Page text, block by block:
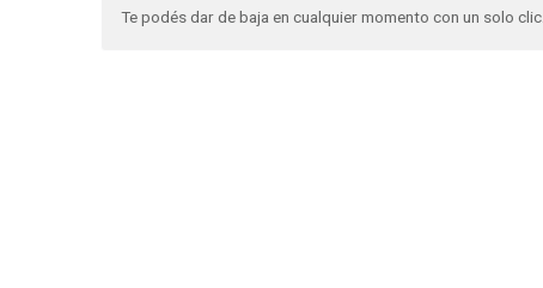
Te podés dar de baja en cualquier momento con un solo clic.